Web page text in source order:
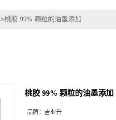
>桃胶 99% 颗粒的油墨添加
桃胶 99% 颗粒的油墨添加
品牌： 吉业升